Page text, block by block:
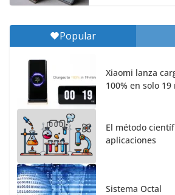
Popular
Xiaomi lanza
100% en solo
El método
aplicaciones
Sistema Octal